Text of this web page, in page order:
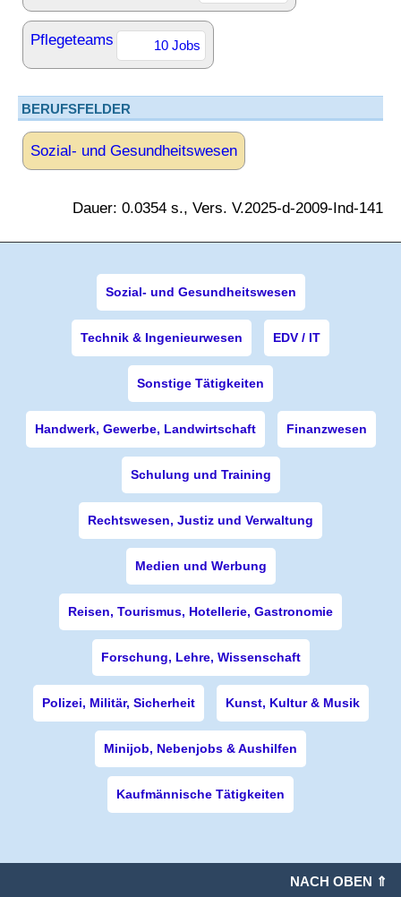
Pflegeteams 10 Jobs
BERUFSFELDER
Sozial- und Gesundheitswesen
Dauer: 0.0354 s., Vers. V.2025-d-2009-Ind-141
Sozial- und Gesundheitswesen
Technik & Ingenieurwesen EDV / IT
Sonstige Tätigkeiten
Handwerk, Gewerbe, Landwirtschaft Finanzwesen
Schulung und Training
Rechtswesen, Justiz und Verwaltung
Medien und Werbung
Reisen, Tourismus, Hotellerie, Gastronomie
Forschung, Lehre, Wissenschaft
Polizei, Militär, Sicherheit Kunst, Kultur & Musik
Minijob, Nebenjobs & Aushilfen
Kaufmännische Tätigkeiten
NACH OBEN ⇑